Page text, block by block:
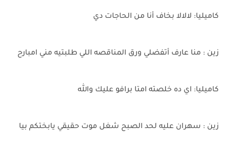
كاميليا: لالالا بخاف أنا من الحاجات دي
زين : منا عارف أتفضلي ورق المناقصه اللي طلبتيه مني امبارح
كاميليا: اي ده خلصته امتا برافو عليك والله
زين : سهران عليه لحد الصبح شغل موت حقيقي يابختكم بيا